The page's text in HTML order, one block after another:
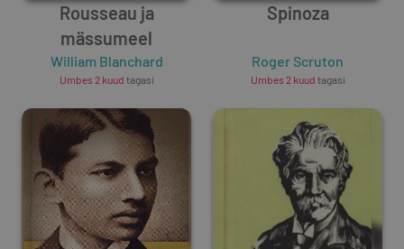
Rousseau ja
mässumeel
William Blanchard
Umbes 2 kuud tagasi
Spinoza
Roger Scruton
Umbes 2 kuud tagasi